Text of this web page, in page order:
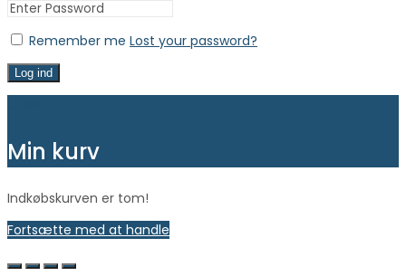
Remember me Lost your password?
Log ind
Min kurv
Indkøbskurven er tom!
Fortsætte med at handle